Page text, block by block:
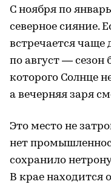
С ноября по
северное сияние.
встречается чаще
по август — сезон
которого Солнце
а вечерняя заря
Это место не
нет
сохранило
В крае находится